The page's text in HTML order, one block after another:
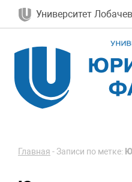
Университет
Главная -Записи по метке: